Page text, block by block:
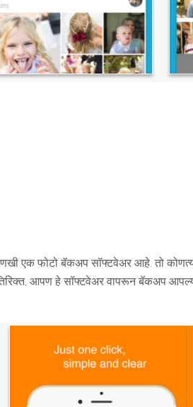
फोटो बॅकअप सॉफ्टवेअर आहे. तो कोणत्याही
आपण हे सॉफ्टवेअर वापरून बॅकअप